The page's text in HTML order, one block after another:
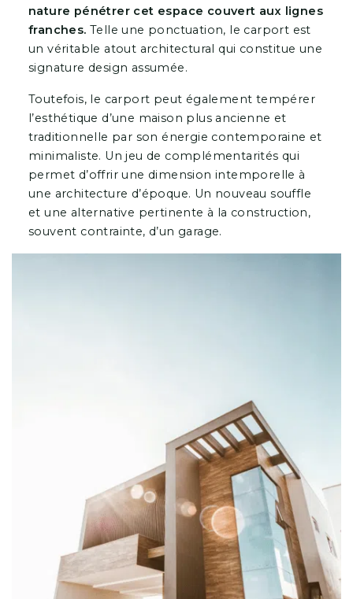
nature pénétrer cet espace couvert aux lignes
franches. Telle une ponctuation, le carport est
un véritable atout architectural qui constitue une
signature design assumée.
Toutefois, le carport peut également tempérer
l’esthétique d’une maison plus ancienne et
traditionnelle par son énergie contemporaine et
minimaliste. Un jeu de complémentarités qui
permet d’offrir une dimension intemporelle à
une architecture d’époque. Un nouveau souffle
et une alternative pertinente à la construction,
souvent contrainte, d’un garage.